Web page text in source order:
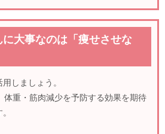
に大事なのは「痩せさせな
しましょう。
体重・筋肉減少を予防する効果を期待